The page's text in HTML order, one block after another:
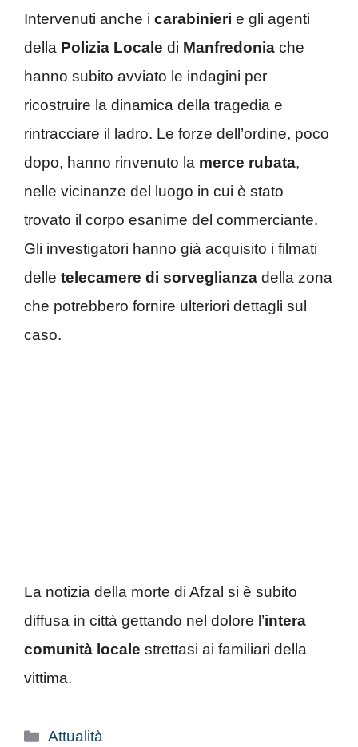
Intervenuti anche i carabinieri e gli agenti
della Polizia Locale di Manfredonia che
hanno subito avviato le indagini per
ricostruire la dinamica della tragedia e
rintracciare il ladro. Le forze dell’ordine, poco
dopo, hanno rinvenuto la merce rubata,
nelle vicinanze del luogo in cui è stato
trovato il corpo esanime del commerciante.
Gli investigatori hanno già acquisito i filmati
delle telecamere di sorveglianza della zona
che potrebbero fornire ulteriori dettagli sul
caso.
La notizia della morte di Afzal si è subito
diffusa in città gettando nel dolore l’intera
comunità locale strettasi ai familiari della
vittima.
Categorie
Attualità